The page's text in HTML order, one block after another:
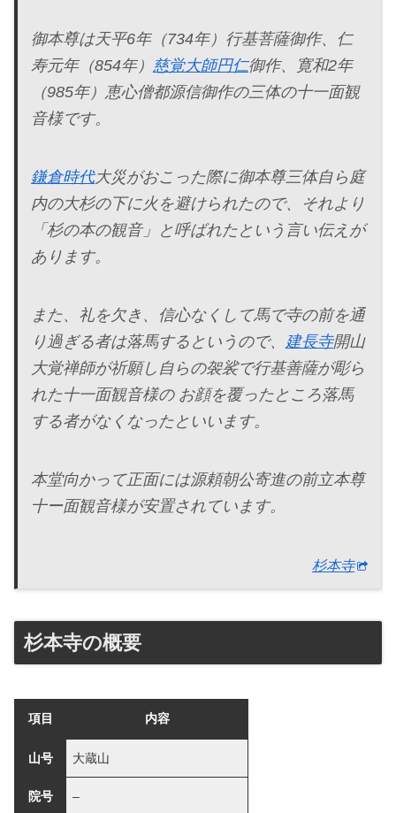
御本尊は天平6年（734年）行基菩薩御作、仁
寿元年（854年） 慈覚大師円仁御作、寛和2年
（985年）恵心僧都源信御作の三体の十一面観
音様です。
鎌倉時代大災がおこった際に御本尊三体自ら庭
内の大杉の下に火を避けられたので、それより
「杉の本の観音」と呼ばれたという言い伝えが
あります。
また、礼を欠き、信心なくして馬で寺の前を通
り過ぎる者は落馬するというので、 建長寺開山
大覚禅師が祈願し自らの袈裟で行基善薩が彫ら
れた十一面観音様の お顔を覆ったところ落馬
する者がなくなったといいます。
本堂向かって正面には源頼朝公寄進の前立本尊
十ー面観音様が安置されています。
杉本寺
杉本寺の概要
項目 内容
山号 大蔵山
院号 –